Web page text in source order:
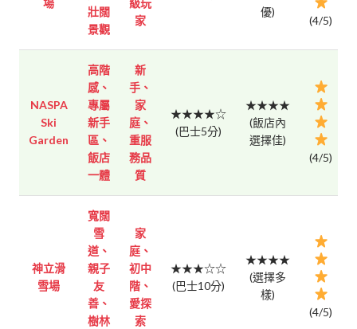
場
壯闊
景觀
級玩
家
優)
(4/5)
NASPA
Ski
Garden
高階
感、
專屬
新手
區、
飯店
一體
新
手、
家
庭、
重服
務品
質
★★★★☆
(巴士5分)
★★★★
(飯店內
選擇佳)
(4/5)
神立滑
雪場
寬闊
雪
道、
親子
友
善、
樹林
家
庭、
初中
階、
愛探
索
★★★☆☆
(巴士10分)
★★★★
(選擇多
樣)
(4/5)